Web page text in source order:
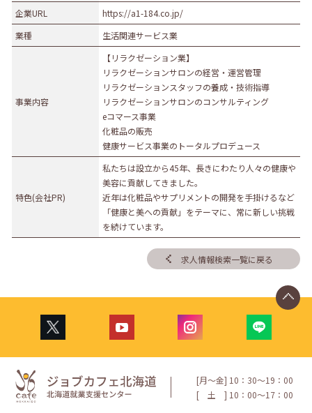
企業URL
https://a1-184.co.jp/
業種
生活関連サービス業
事業内容
【リラクゼーション業】
リラクゼーションサロンの経営・運営管理
リラクゼーションスタッフの養成・技術指導
リラクゼーションサロンのコンサルティング
eコマース事業
化粧品の販売
健康サービス事業のトータルプロデュース
特色(会社PR)
私たちは設立から45年、長きにわたり人々の健康や
美容に貢献してきました。
近年は化粧品やサプリメントの開発を手掛けるなど
「健康と美への貢献」をテーマに、常に新しい挑戦
を続けています。
求人情報検索一覧に戻る
[月〜金] 10：30〜19：00
[
土 ] 10：00〜17：00